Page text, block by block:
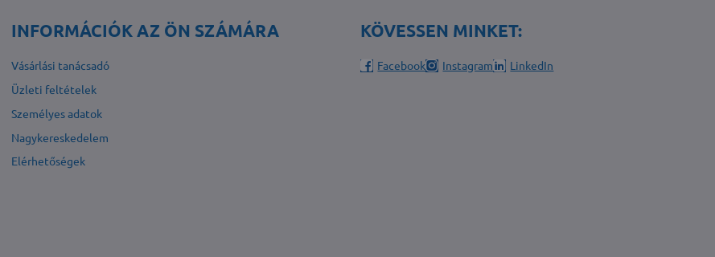
INFORMÁCIÓK AZ ÖN SZÁMÁRA
Vásárlási tanácsadó
Üzleti feltételek
Személyes adatok
Nagykereskedelem
Elérhetőségek
KÖVESSEN MINKET:
Facebook Instagram LinkedIn